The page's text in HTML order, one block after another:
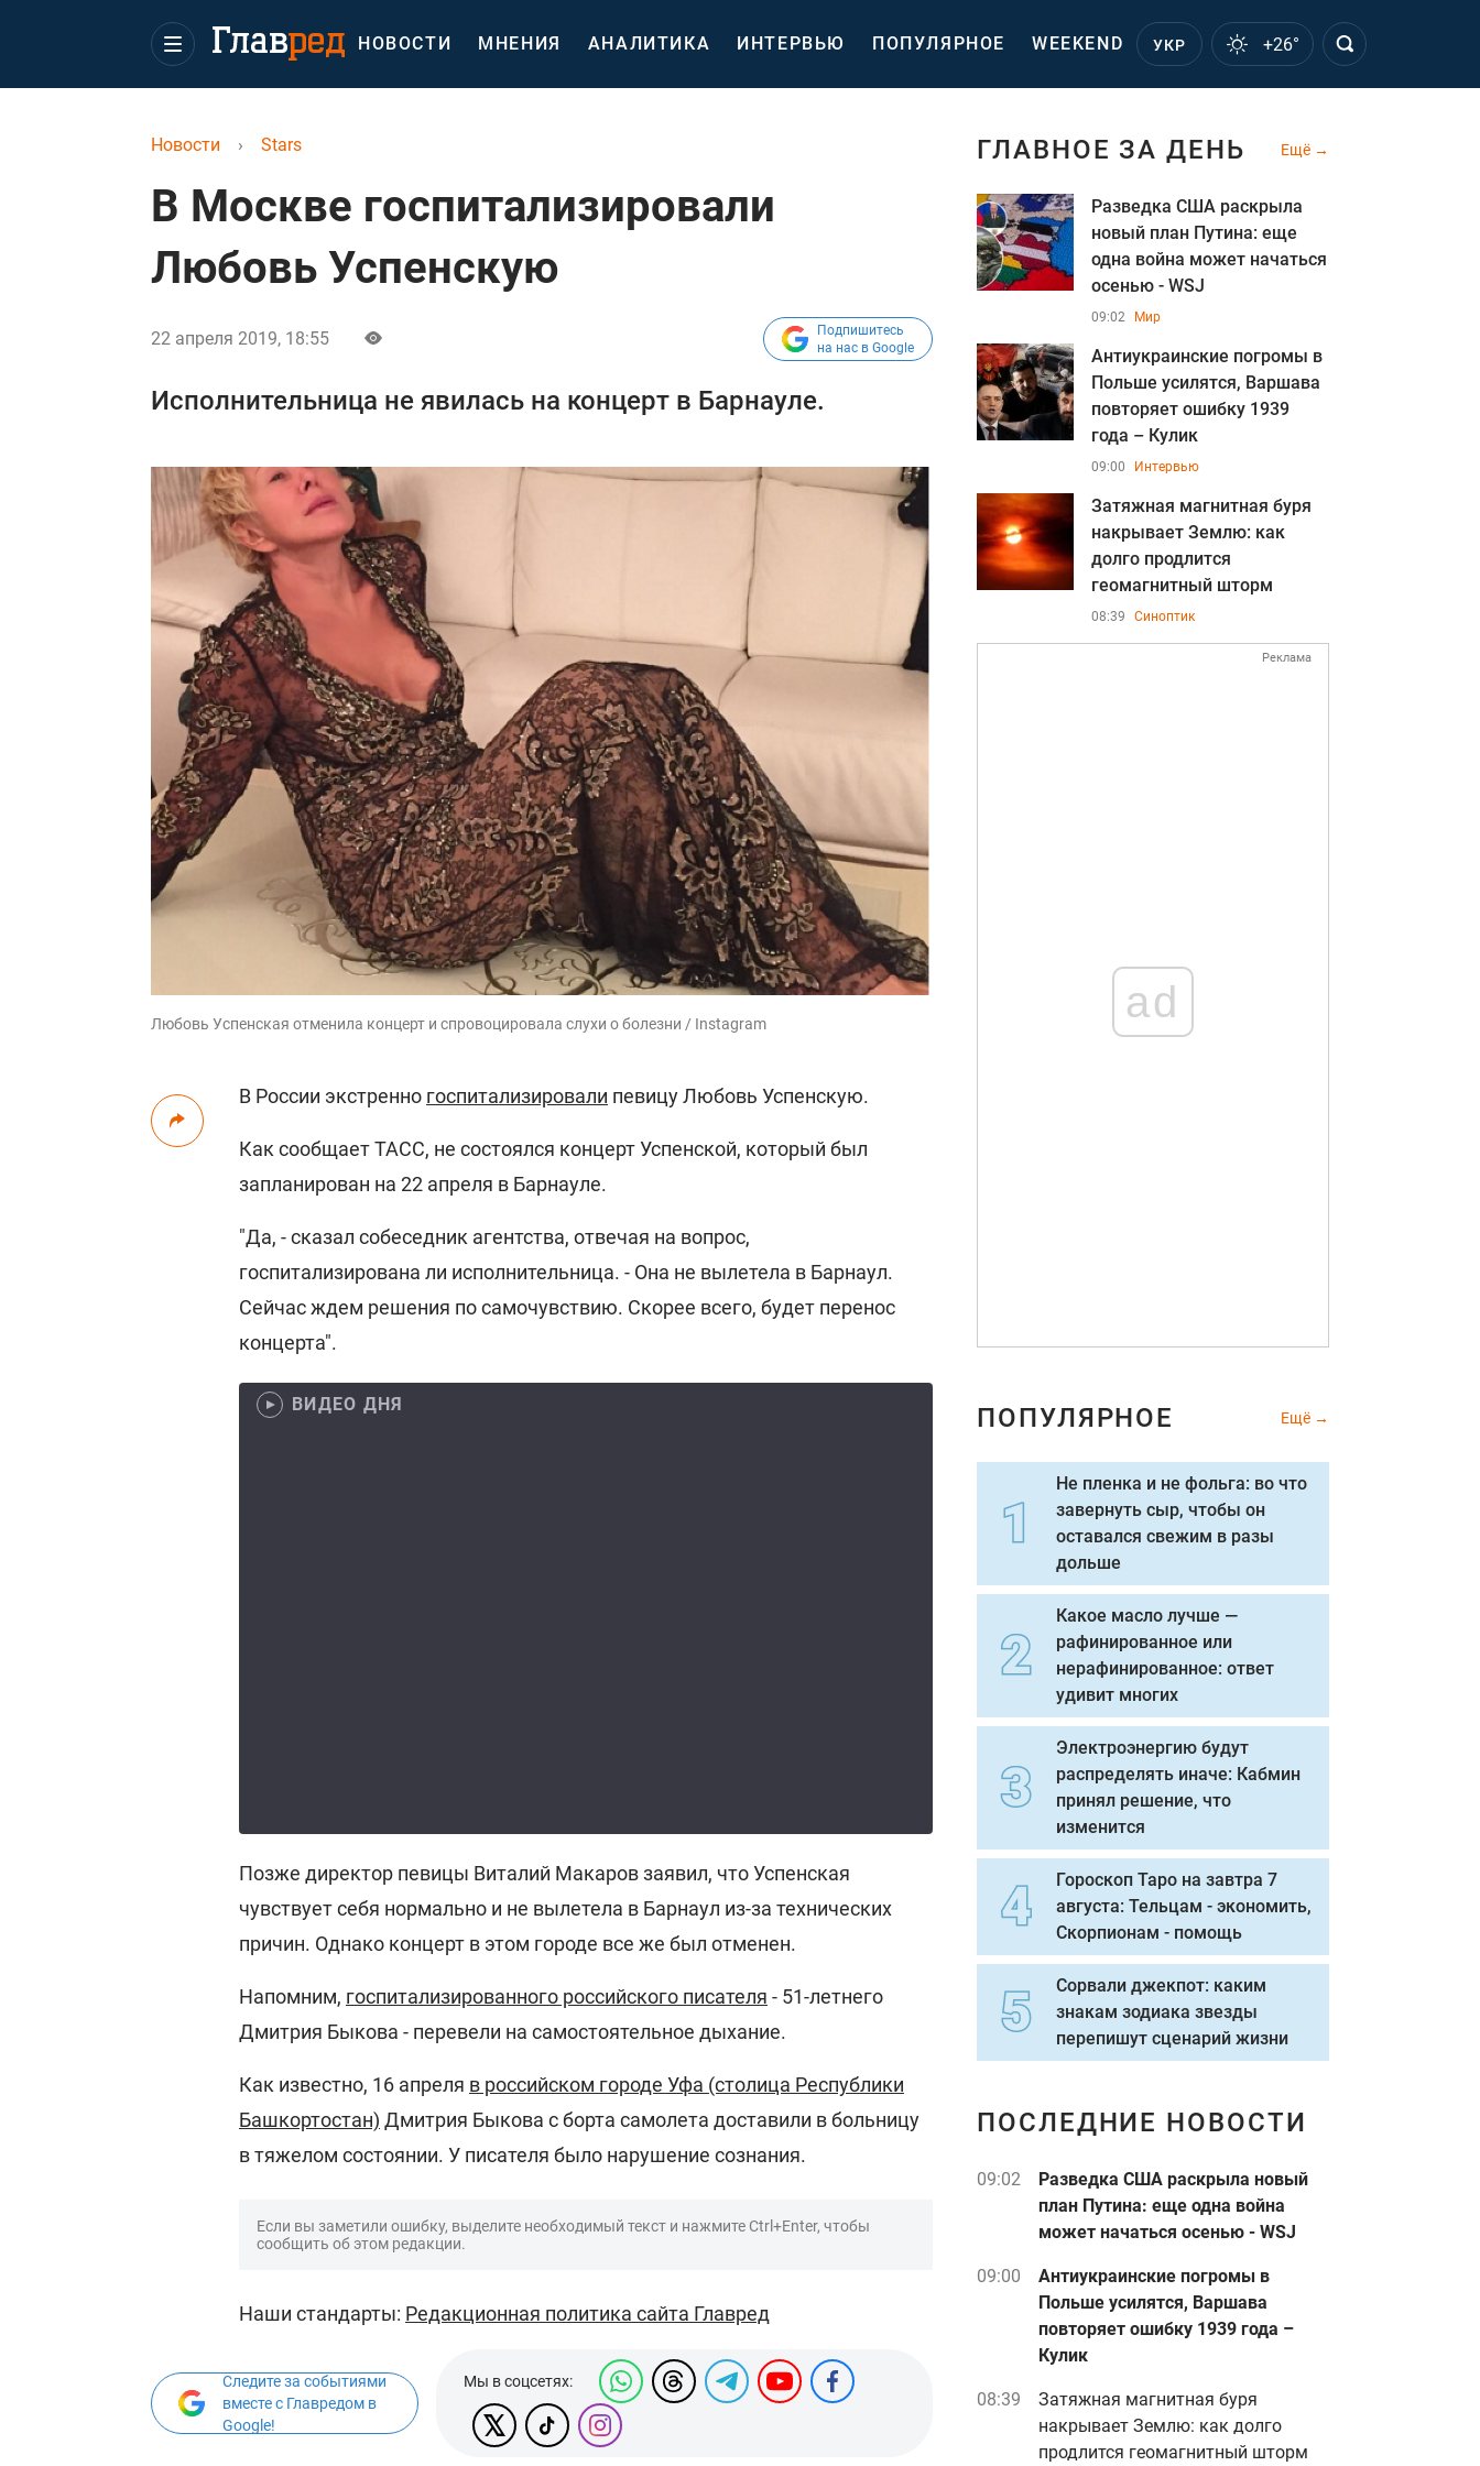
НОВОСТИ МНЕНИЯ АНАЛИТИКА ИНТЕРВЬЮ ПОПУЛЯРНОЕ WEEKEND УКР +26°
Новости › Stars
В Москве госпитализировали
Любовь Успенскую
22 апреля 2019, 18:55
Подпишитесь
на нас в Google
Исполнительница не явилась на концерт в Барнауле.
Любовь Успенская отменила концерт и спровоцировала слухи о болезни / Instagram
В России экстренно госпитализировали певицу Любовь Успенскую.
Как сообщает ТАСС, не состоялся концерт Успенской, который был
запланирован на 22 апреля в Барнауле.
"Да, - сказал собеседник агентства, отвечая на вопрос,
госпитализирована ли исполнительница. - Она не вылетела в Барнаул.
Сейчас ждем решения по самочувствию. Скорее всего, будет перенос
концерта".
ВИДЕО ДНЯ
Позже директор певицы Виталий Макаров заявил, что Успенская
чувствует себя нормально и не вылетела в Барнаул из-за технических
причин. Однако концерт в этом городе все же был отменен.
Напомним, госпитализированного российского писателя - 51-летнего
Дмитрия Быкова - перевели на самостоятельное дыхание.
Как известно, 16 апреля в российском городе Уфа (столица Республики
Башкортостан) Дмитрия Быкова с борта самолета доставили в больницу
в тяжелом состоянии. У писателя было нарушение сознания.
Если вы заметили ошибку, выделите необходимый текст и нажмите Ctrl+Enter, чтобы
сообщить об этом редакции.
Наши стандарты: Редакционная политика сайта Главред
Следите за событиями
вместе с Главредом в
Google!
Мы в соцсетях:
ГЛАВНОЕ ЗА ДЕНЬ Ещё
Разведка США раскрыла
новый план Путина: еще
одна война может начаться
осенью - WSJ
09:02 Мир
Антиукраинские погромы в
Польше усилятся, Варшава
повторяет ошибку 1939
года – Кулик
09:00 Интервью
Затяжная магнитная буря
накрывает Землю: как
долго продлится
геомагнитный шторм
08:39 Синоптик
Реклама
ad
ПОПУЛЯРНОЕ Ещё
Не пленка и не фольга: во что
завернуть сыр, чтобы он
оставался свежим в разы
дольше
Какое масло лучше —
рафинированное или
нерафинированное: ответ
удивит многих
Электроэнергию будут
распределять иначе: Кабмин
принял решение, что
изменится
Гороскоп Таро на завтра 7
августа: Тельцам - экономить,
Скорпионам - помощь
Сорвали джекпот: каким
знакам зодиака звезды
перепишут сценарий жизни
ПОСЛЕДНИЕ НОВОСТИ
09:02
Разведка США раскрыла новый
план Путина: еще одна война
может начаться осенью - WSJ
09:00
Антиукраинские погромы в
Польше усилятся, Варшава
повторяет ошибку 1939 года –
Кулик
08:39
Затяжная магнитная буря
накрывает Землю: как долго
продлится геомагнитный шторм